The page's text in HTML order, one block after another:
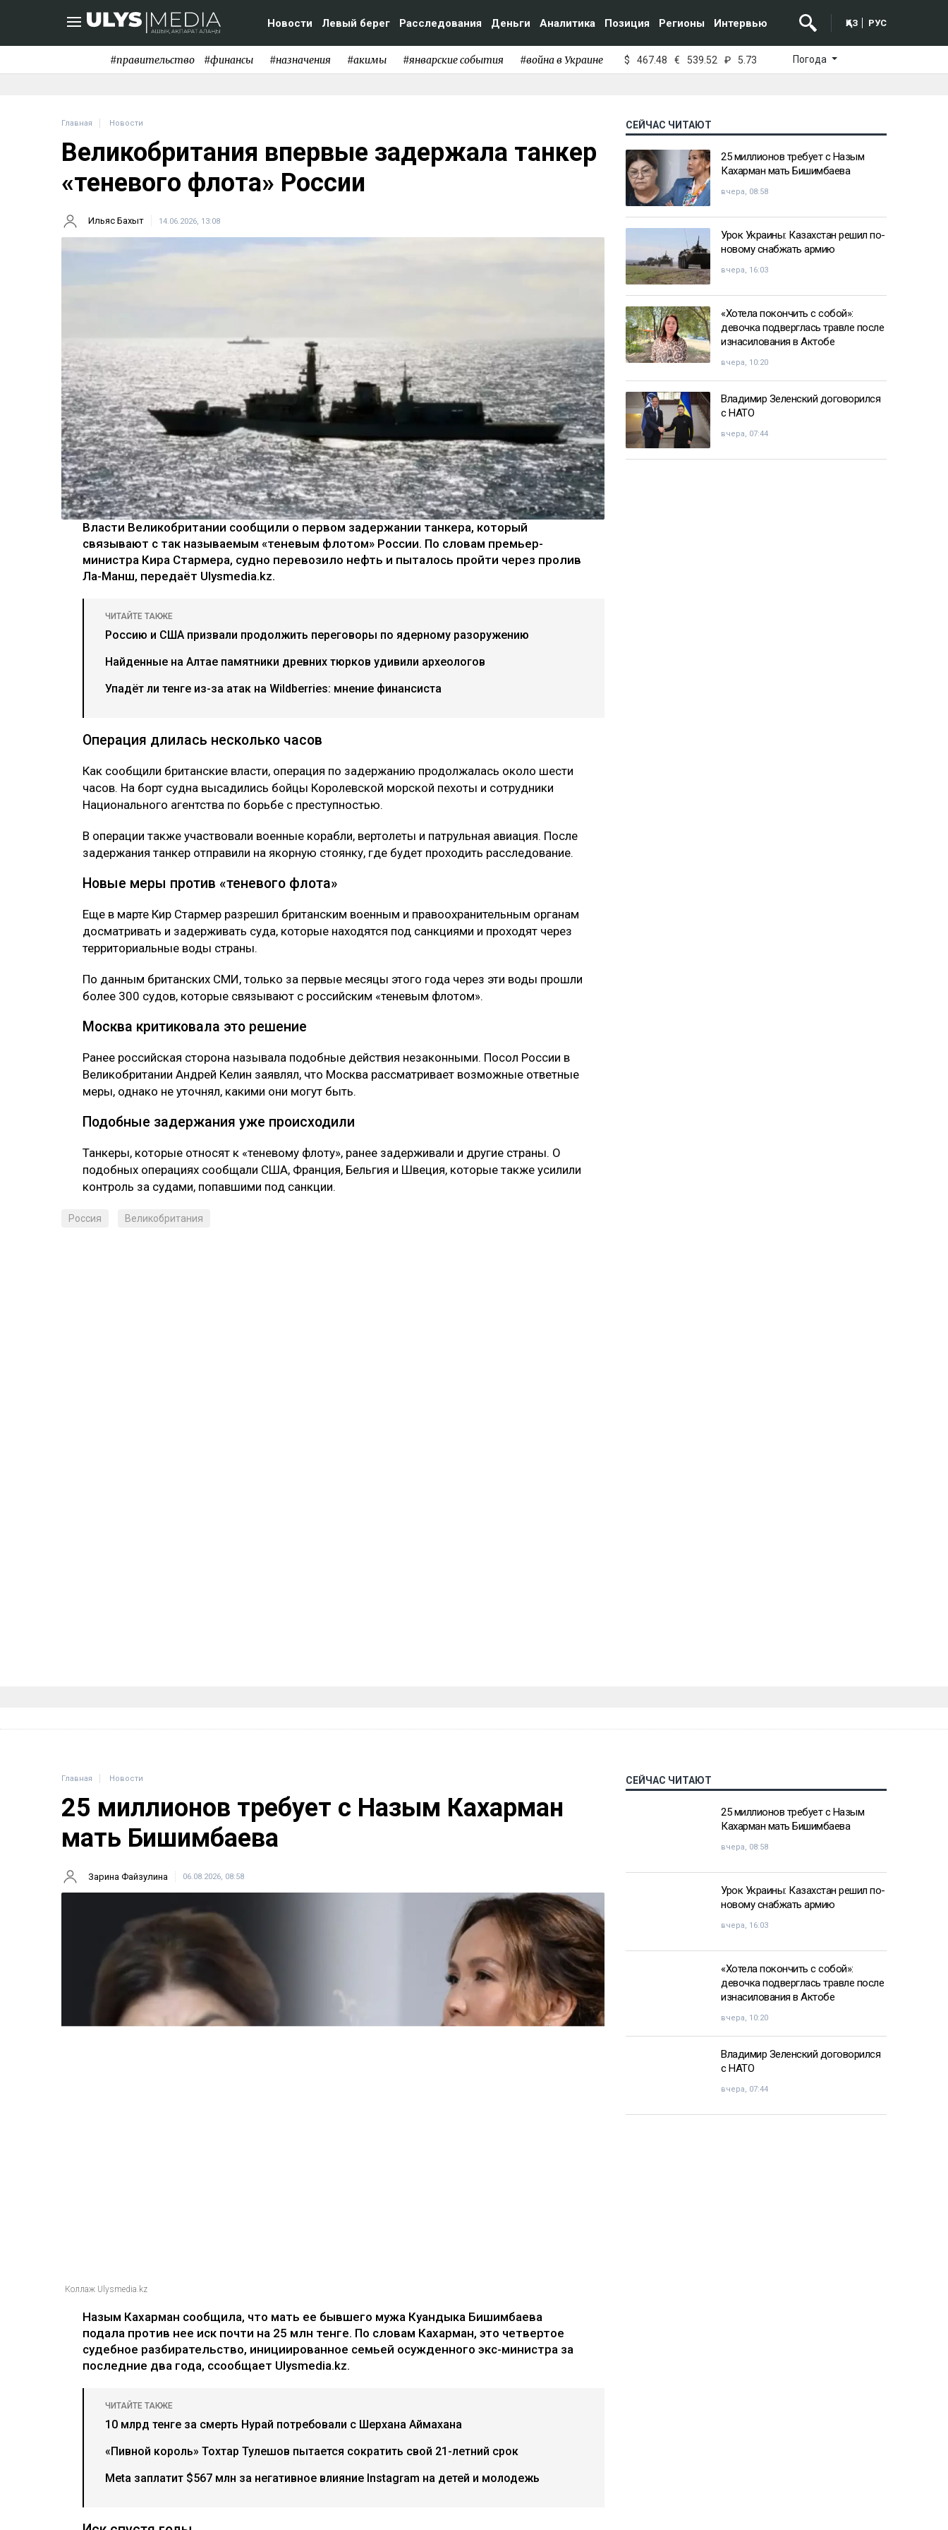
Новости Левый берег Расследования Деньги Аналитика Позиция Регионы Интервью ҚАЗ РУС
#правительство #финансы #назначения #акимы #январские события #война в Украине $ 467.48 € 539.52 ₽ 5.73 Погода
Главная Новости
Великобритания впервые задержала танкер
«теневого флота» России
Ильяс Бахыт 14.06.2026, 13:08
Власти Великобритании сообщили о первом задержании танкера, который
связывают с так называемым «теневым флотом» России. По словам премьер-
министра Кира Стармера, судно перевозило нефть и пыталось пройти через пролив
Ла-Манш, передаёт Ulysmedia.kz.
ЧИТАЙТЕ ТАКЖЕ
Россию и США призвали продолжить переговоры по ядерному разоружению
Найденные на Алтае памятники древних тюрков удивили археологов
Упадёт ли тенге из-за атак на Wildberries: мнение финансиста
Операция длилась несколько часов
Как сообщили британские власти, операция по задержанию продолжалась около шести
часов. На борт судна высадились бойцы Королевской морской пехоты и сотрудники
Национального агентства по борьбе с преступностью.
В операции также участвовали военные корабли, вертолеты и патрульная авиация. После
задержания танкер отправили на якорную стоянку, где будет проходить расследование.
Новые меры против «теневого флота»
Еще в марте Кир Стармер разрешил британским военным и правоохранительным органам
досматривать и задерживать суда, которые находятся под санкциями и проходят через
территориальные воды страны.
По данным британских СМИ, только за первые месяцы этого года через эти воды прошли
более 300 судов, которые связывают с российским «теневым флотом».
Москва критиковала это решение
Ранее российская сторона называла подобные действия незаконными. Посол России в
Великобритании Андрей Келин заявлял, что Москва рассматривает возможные ответные
меры, однако не уточнял, какими они могут быть.
Подобные задержания уже происходили
Танкеры, которые относят к «теневому флоту», ранее задерживали и другие страны. О
подобных операциях сообщали США, Франция, Бельгия и Швеция, которые также усилили
контроль за судами, попавшими под санкции.
Россия Великобритания
СЕЙЧАС ЧИТАЮТ
25 миллионов требует с Назым
Кахарман мать Бишимбаева
вчера, 08:58
Урок Украины: Казахстан решил по-
новому снабжать армию
вчера, 16:03
«Хотела покончить с собой»:
девочка подверглась травле после
изнасилования в Актобе
вчера, 10:20
Владимир Зеленский договорился
с НАТО
вчера, 07:44
Главная Новости
25 миллионов требует с Назым Кахарман
мать Бишимбаева
Зарина Файзулина 06.08.2026, 08:58
Коллаж Ulysmedia.kz
Назым Кахарман сообщила, что мать ее бывшего мужа Куандыка Бишимбаева
подала против нее иск почти на 25 млн тенге. По словам Кахарман, это четвертое
судебное разбирательство, инициированное семьей осужденного экс-министра за
последние два года, ссообщает Ulysmedia.kz.
ЧИТАЙТЕ ТАКЖЕ
10 млрд тенге за смерть Нурай потребовали с Шерхана Аймахана
«Пивной король» Тохтар Тулешов пытается сократить свой 21-летний срок
Meta заплатит $567 млн за негативное влияние Instagram на детей и молодежь
СЕЙЧАС ЧИТАЮТ
25 миллионов требует с Назым
Кахарман мать Бишимбаева
вчера, 08:58
Урок Украины: Казахстан решил по-
новому снабжать армию
вчера, 16:03
«Хотела покончить с собой»:
девочка подверглась травле после
изнасилования в Актобе
вчера, 10:20
Владимир Зеленский договорился
с НАТО
вчера, 07:44